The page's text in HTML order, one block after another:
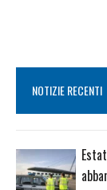
NOTIZIE RECENTI